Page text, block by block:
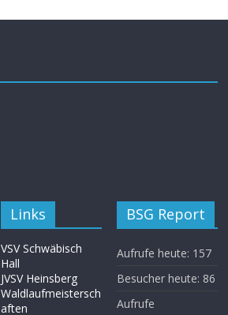
Links
VSV Schwäbisch
Hall
JVSV Heinsberg
Waldlaufmeistersch
aften
BSG Report
Aufrufe heute: 157
Besucher heute: 86
Aufrufe